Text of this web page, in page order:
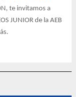
te invitamos a
JUNIOR de la AEB